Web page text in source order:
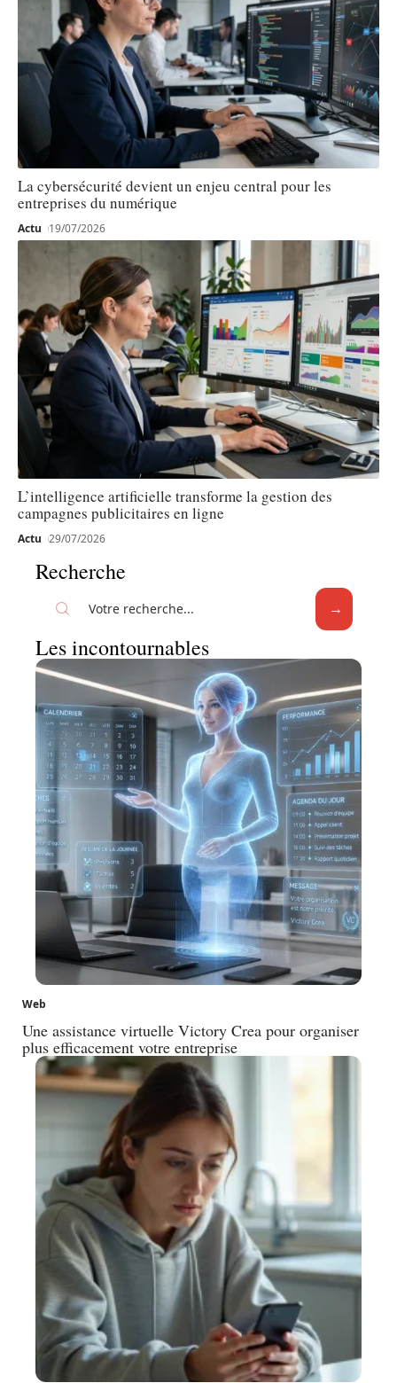
La cybersécurité devient un enjeu central pour les
entreprises du numérique
Actu 19/07/2026
L’intelligence artificielle transforme la gestion des
campagnes publicitaires en ligne
Actu 29/07/2026
Recherche
Les incontournables
Web
Une assistance virtuelle Victory Crea pour organiser
plus efficacement votre entreprise